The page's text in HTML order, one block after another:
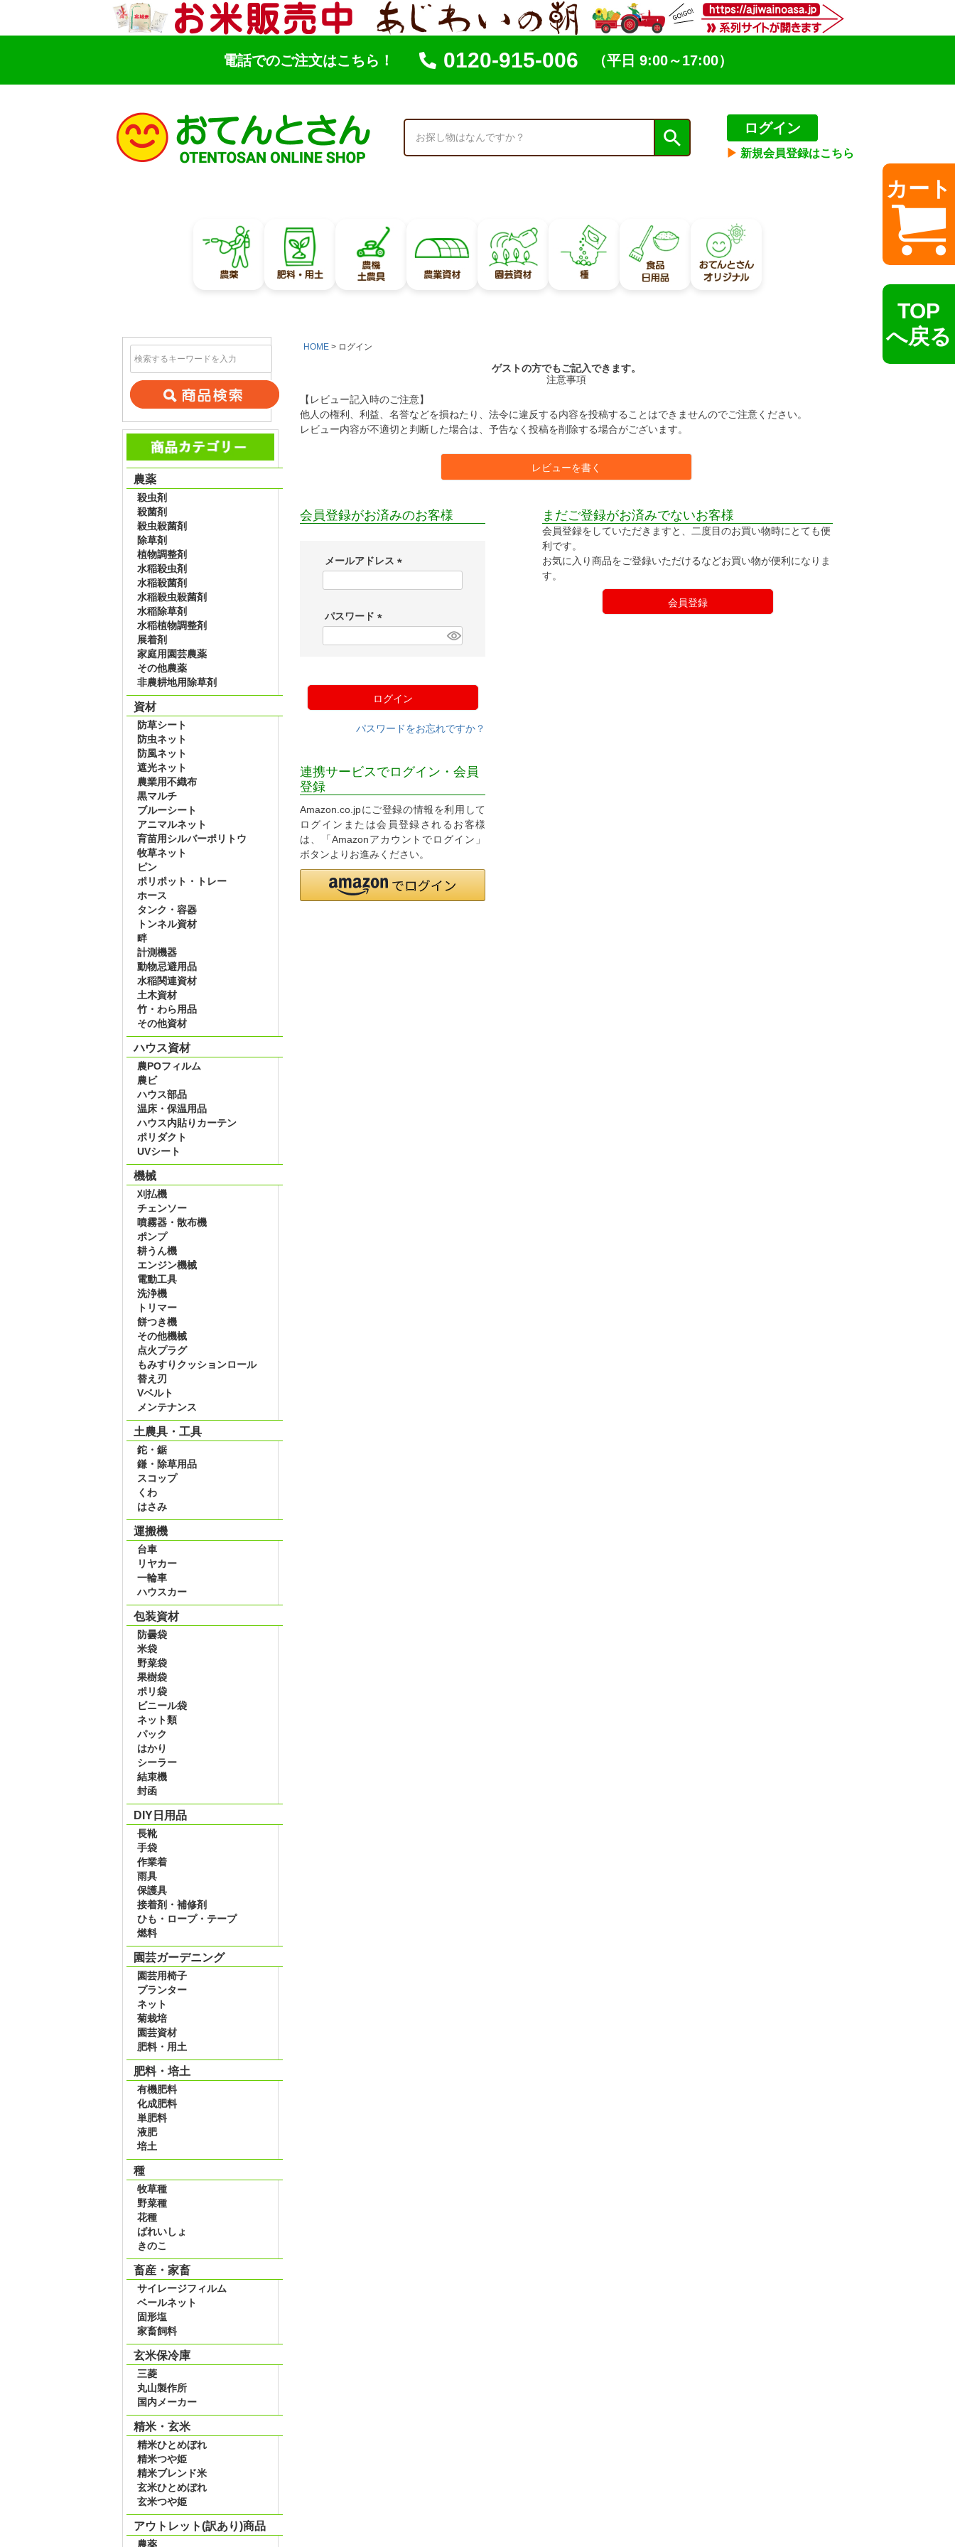
電話でのご注文はこちら！ 0120-915-006 （平日 9:00～17:00）
検索
ログイン
▶︎ 新規会員登録はこちら
カート
TOP
へ戻る
農薬
殺虫剤
殺菌剤
殺虫殺菌剤
除草剤
植物調整剤
水稲殺虫剤
水稲殺菌剤
水稲殺虫殺菌剤
水稲除草剤
水稲植物調整剤
展着剤
家庭用園芸農薬
その他農薬
非農耕地用除草剤
資材
防草シート
防虫ネット
防風ネット
遮光ネット
農業用不織布
黒マルチ
ブルーシート
アニマルネット
育苗用シルバーポリトウ
牧草ネット
ピン
ポリポット・トレー
ホース
タンク・容器
トンネル資材
畔
計測機器
動物忌避用品
水稲関連資材
土木資材
竹・わら用品
その他資材
ハウス資材
農POフィルム
農ビ
ハウス部品
温床・保温用品
ハウス内貼りカーテン
ポリダクト
UVシート
機械
刈払機
チェンソー
噴霧器・散布機
ポンプ
耕うん機
エンジン機械
電動工具
洗浄機
トリマー
餅つき機
その他機械
点火プラグ
もみすりクッションロール
替え刃
Vベルト
メンテナンス
土農具・工具
鉈・鋸
鎌・除草用品
スコップ
くわ
はさみ
運搬機
台車
リヤカー
一輪車
ハウスカー
包装資材
防曇袋
米袋
野菜袋
果樹袋
ポリ袋
ビニール袋
ネット類
パック
はかり
シーラー
結束機
封函
DIY日用品
長靴
手袋
作業着
雨具
保護具
接着剤・補修剤
ひも・ロープ・テープ
燃料
園芸ガーデニング
園芸用椅子
プランター
ネット
菊栽培
園芸資材
肥料・用土
肥料・培土
有機肥料
化成肥料
単肥料
液肥
培土
種
牧草種
野菜種
花種
ばれいしょ
きのこ
畜産・家畜
サイレージフィルム
ベールネット
固形塩
家畜飼料
玄米保冷庫
三菱
丸山製作所
国内メーカー
精米・玄米
精米ひとめぼれ
精米つや姫
精米ブレンド米
玄米ひとめぼれ
玄米つや姫
アウトレット(訳あり)商品
農薬
HOME ログイン
ゲストの方でもご記入できます。
注意事項
【レビュー記入時のご注意】
他人の権利、利益、名誉などを損ねたり、法令に違反する内容を投稿することはできませんのでご注意ください。
レビュー内容が不適切と判断した場合は、予告なく投稿を削除する場合がございます。
レビューを書く
会員登録がお済みのお客様
メールアドレス
)
パスワード
ログイン
パスワードをお忘れですか？
連携サービスでログイン・会員
登録
Amazon.co.jpにご登録の情報を利用して
ログインまたは会員登録されるお客様
は、「Amazonアカウントでログイン」
ボタンよりお進みください。
まだご登録がお済みでないお客様
会員登録をしていただきますと、二度目のお買い物時にとても便
利です。
お気に入り商品をご登録いただけるなどお買い物が便利になりま
す。
会員登録